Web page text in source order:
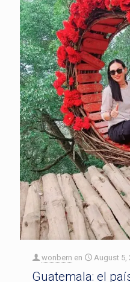
wonbern en August 5,
Guatemala: el